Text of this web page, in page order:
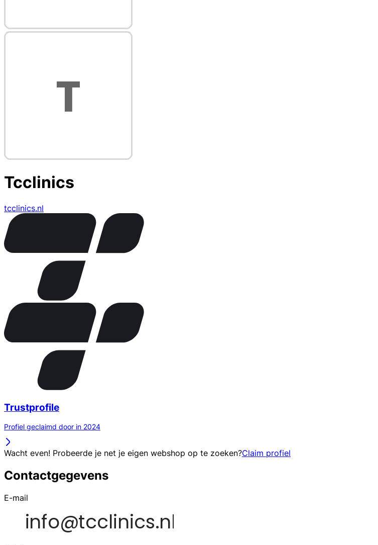
Tcclinics
tcclinics.nl
Trustprofile
Profiel geclaimd door in 2024
Wacht even! Probeerde je net je eigen webshop op te zoeken?Claim profiel
Contactgegevens
E-mail